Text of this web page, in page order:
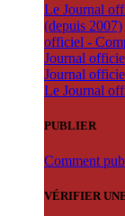
Le Journal
(depuis 2007)
officiel -
Journal
Journal
Le Journal
PUBLIER
Comment
VÉRIFIER